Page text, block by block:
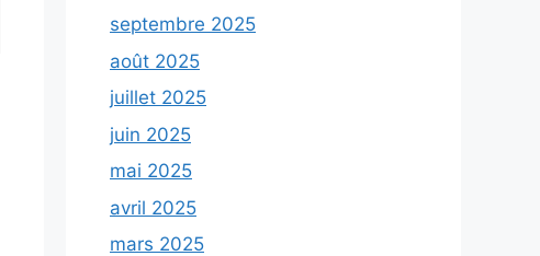
septembre 2025
août 2025
juillet 2025
juin 2025
mai 2025
avril 2025
mars 2025